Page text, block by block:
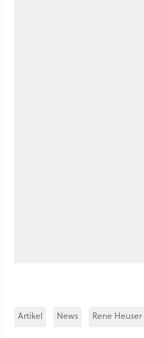
Artikel News Rene Heuser